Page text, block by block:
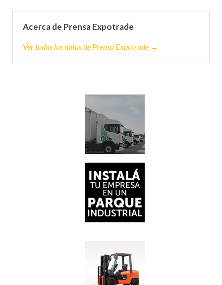
Acerca de Prensa Expotrade
Ver todas las notas de Prensa Expotrade →